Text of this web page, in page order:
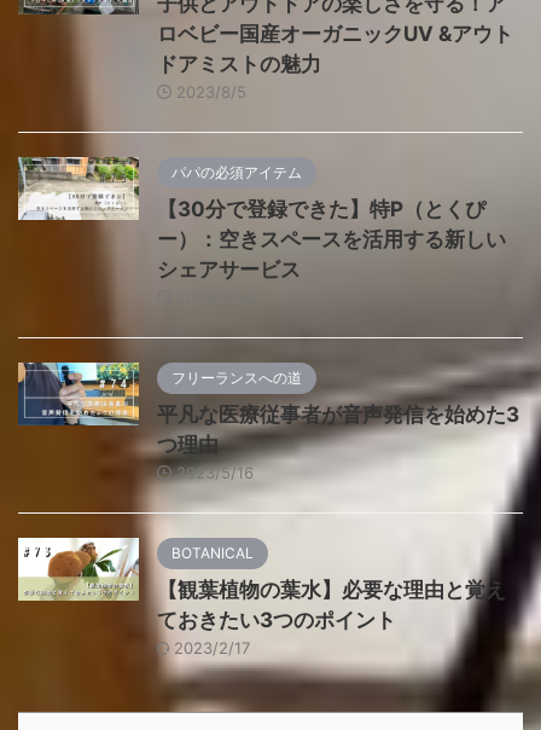
ロベビー国産オーガニックUV &アウト
ドアミストの魅力
2023/8/5
パパの必須アイテム
【30分で登録できた】特P（とくぴ
ー）：空きスペースを活用する新しい
シェアサービス
フリーランスへの道
平凡な医療従事者が音声発信を始めた3
つ理由
2023/5/16
BOTANICAL
【観葉植物の葉水】必要な理由と覚え
ておきたい3つのポイント
2023/2/17